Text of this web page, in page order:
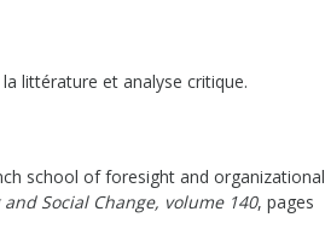
littérature et analyse critique.
school of foresight and organizational
Social Change, volume 140, pages